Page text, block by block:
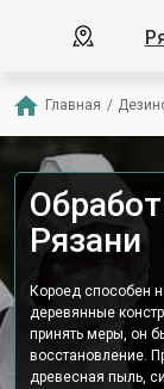
Главная /
Рязани
Короед способен
деревянные
принять меры, он
восстановление.
древесная пыль,